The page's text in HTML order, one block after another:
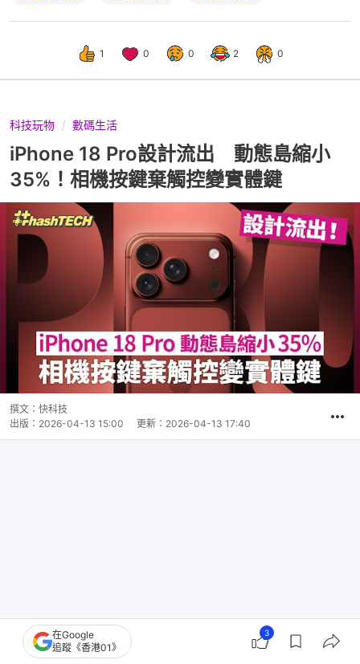
1 0 0 2 0
科技玩物 數碼生活
iPhone 18 Pro設計流出 動態島縮小
35%！相機按鍵棄觸控變實體鍵
撰文： 快科技
出版： 2026-04-13 15:00 更新： 2026-04-13 17:40
在Google
追蹤《香港01》
3